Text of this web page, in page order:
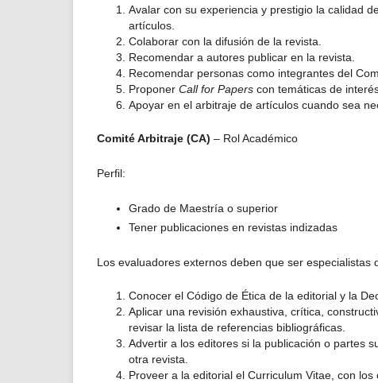
Avalar con su experiencia y prestigio la calidad
artículos.
Colaborar con la difusión de la revista.
Recomendar a autores publicar en la revista.
Recomendar personas como integrantes del
Proponer Call for Papers con temáticas de
Apoyar en el arbitraje de artículos cuando sea
Comité Arbitraje (CA) – Rol Académico
Perfil:
Grado de Maestría o superior
Tener publicaciones en revistas indizadas
Los evaluadores externos deben que ser especialistas
Conocer el Código de Ética de la editorial y la
Aplicar una revisión exhaustiva, crítica,
revisar la lista de referencias bibliográficas.
Advertir a los editores si la publicación o partes
otra revista.
Proveer a la editorial el Curriculum Vitae, con